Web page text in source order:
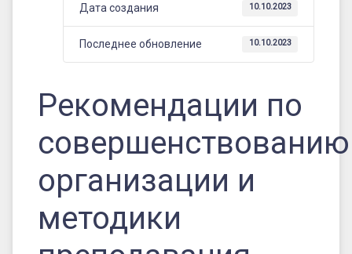
язык»
области
основе
выявленных
типичных
затруднений
Дата создания 10.10.2023
Последнее обновление 10.10.2023
Рекомендации по
совершенствованию
организации и
методики